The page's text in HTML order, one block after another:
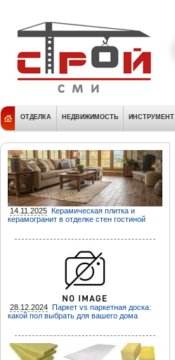
ОТДЕЛКА НЕДВИЖИМОСТЬ ИНСТРУМЕНТ
14.11.2025 Керамическая плитка и
керамогранит в отделке стен гостиной
28.12.2024 Паркет vs паркетная доска:
какой пол выбрать для вашего дома